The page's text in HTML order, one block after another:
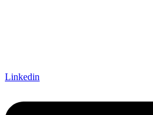
Linkedin